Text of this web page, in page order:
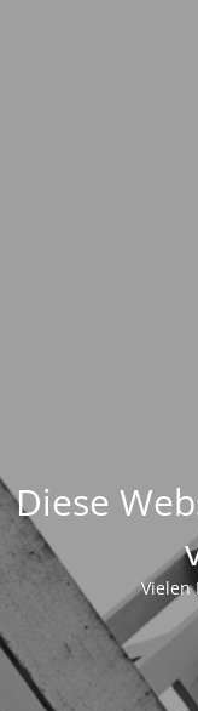
Diese
Vielen